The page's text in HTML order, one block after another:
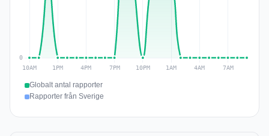
Globalt antal rapporter
Rapporter från Sverige